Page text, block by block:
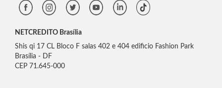
NETCREDITO Brasília
Shis qi 17 CL Bloco F salas 402 e 404 edificio Fashion Park
Brasília - DF
CEP 71.645-000